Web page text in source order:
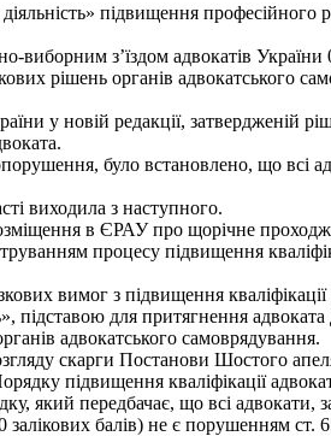
підвищення професійного
з’їздом адвокатів
рішень органів адвокатського
у новій редакції,
було встановлено, що всі
виходила з наступного.
в ЄРАУ про щорічне
процесу підвищення
вимог з підвищення
підставою для притягнення
адвокатського самоврядування.
скарги Постанови Шостого
підвищення кваліфікації
який передбачає, що всі адвокати,
залікових балів) не є порушенням